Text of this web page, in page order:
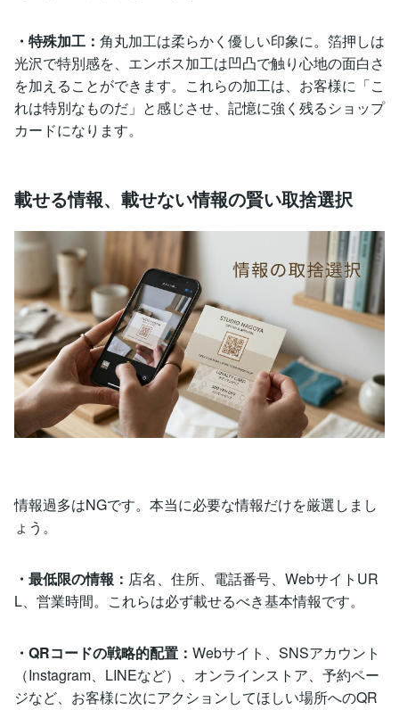
・特殊加工： 角丸加工は柔らかく優しい印象に。箔押しは
光沢で特別感を、エンボス加工は凹凸で触り心地の面白さ
を加えることができます。これらの加工は、お客様に「こ
れは特別なものだ」と感じさせ、記憶に強く残るショップ
カードになります。
載せる情報、載せない情報の賢い取捨選択
情報過多はNGです。本当に必要な情報だけを厳選しまし
ょう。
・最低限の情報： 店名、住所、電話番号、WebサイトUR
L、営業時間。これらは必ず載せるべき基本情報です。
・QRコードの戦略的配置： Webサイト、SNSアカウント
（Instagram、LINEなど）、オンラインストア、予約ペー
ジなど、お客様に次にアクションしてほしい場所へのQR